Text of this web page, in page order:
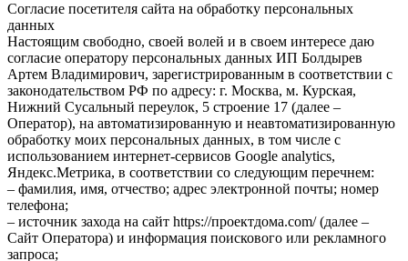
Согласие посетителя сайта на обработку персональных
данных
Настоящим свободно, своей волей и в своем интересе даю
согласие оператору персональных данных ИП Болдырев
Артем Владимирович, зарегистрированным в соответствии с
законодательством РФ по адресу: г. Москва, м. Курская,
Нижний Сусальный переулок, 5 строение 17 (далее –
Оператор), на автоматизированную и неавтоматизированную
обработку моих персональных данных, в том числе с
использованием интернет-сервисов Google analytics,
Яндекс.Метрика, в соответствии со следующим перечнем:
– фамилия, имя, отчество; адрес электронной почты; номер
телефона;
– источник захода на сайт https://проектдома.com/ (далее –
Сайт Оператора) и информация поискового или рекламного
запроса;